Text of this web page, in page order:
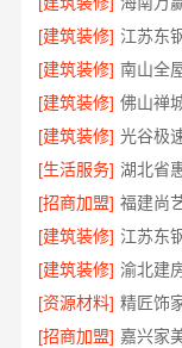
[建筑装修]
[建筑装修] 南山全
[建筑装修]
[建筑装修]
[生活服务]
[招商加盟]
[建筑装修]
[建筑装修]
[资源材料] 精匠饰
[招商加盟] 嘉兴家